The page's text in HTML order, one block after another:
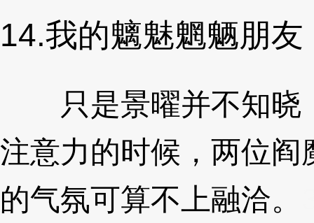
14.我的魑魅魍魉朋友
只是景曜并不知晓
注意力的时候，两位
的气氛可算不上融洽。